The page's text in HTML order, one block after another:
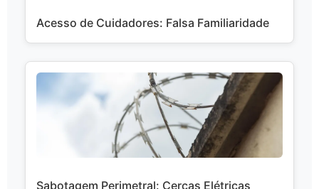
Acesso de Cuidadores: Falsa Familiaridade
Sabotagem Perimetral: Cercas Elétricas